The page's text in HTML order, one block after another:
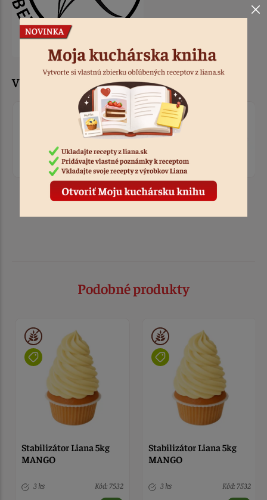
V týchto predajnach už dnes
Podobné produkty
Stabilizátor Liana 5kg
MANGO
3 ks Kód: 7532
Stabilizátor Liana 5kg
MANGO
3 ks Kód: 7532